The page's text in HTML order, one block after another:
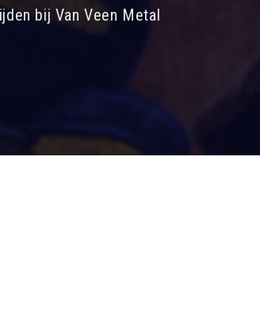
bij Van Veen Metal